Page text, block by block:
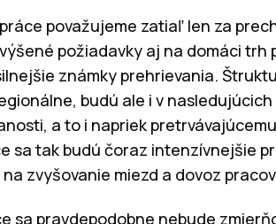
považujeme zatiaľ len za
požiadavky aj na domáci
známky prehrievania.
budú ale i v
a to i napriek
sa tak budú čoraz intenzívnejšie
zvyšovanie miezd a dovoz
sa pravdepodobne nebude